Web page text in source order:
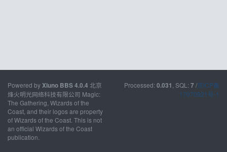
Powered byXiuno BBS4.0.4 北京
烽火明光网络科技有限公司 Magic:
The Gathering, Wizards of the
Coast, and their logos are property
of Wizards of the Coast. This is not
an official Wizards of the Coast
publication.
Processed: 0.031 , SQL: 7 /京ICP备
17070921号-1